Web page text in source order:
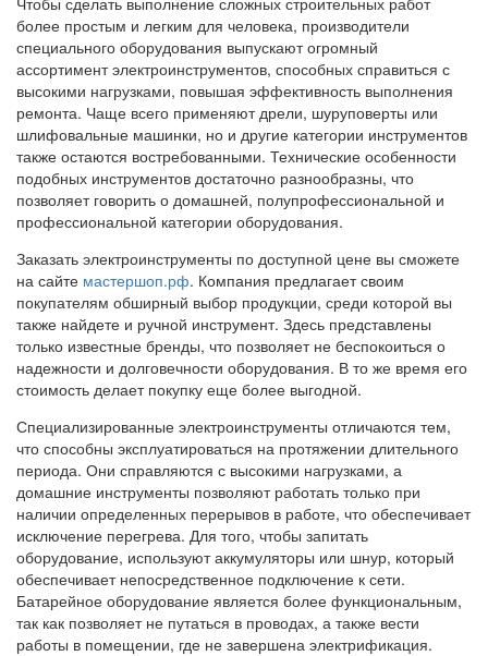
более простым и легким для человека, производители
специального оборудования выпускают огромный
ассортимент электроинструментов, способных справиться с
высокими нагрузками, повышая эффективность выполнения
ремонта. Чаще всего применяют дрели, шуруповерты или
шлифовальные машинки, но и другие категории инструментов
также остаются востребованными. Технические особенности
подобных инструментов достаточно разнообразны, что
позволяет говорить о домашней, полупрофессиональной и
профессиональной категории оборудования.
Заказать электроинструменты по доступной цене вы сможете
на сайте мастершоп.рф. Компания предлагает своим
покупателям обширный выбор продукции, среди которой вы
также найдете и ручной инструмент. Здесь представлены
только известные бренды, что позволяет не беспокоиться о
надежности и долговечности оборудования. В то же время его
стоимость делает покупку еще более выгодной.
Специализированные электроинструменты отличаются тем,
что способны эксплуатироваться на протяжении длительного
периода. Они справляются с высокими нагрузками, а
домашние инструменты позволяют работать только при
наличии определенных перерывов в работе, что обеспечивает
исключение перегрева. Для того, чтобы запитать
оборудование, используют аккумуляторы или шнур, который
обеспечивает непосредственное подключение к сети.
Батарейное оборудование является более функциональным,
так как позволяет не путаться в проводах, а также вести
работы в помещении, где не завершена электрификация.